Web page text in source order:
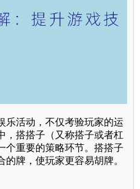
乐活动，不仅考验玩家的运
，搭搭子（又称搭子或者杠
个重要的策略环节。搭搭子
牌，使玩家更容易胡牌。